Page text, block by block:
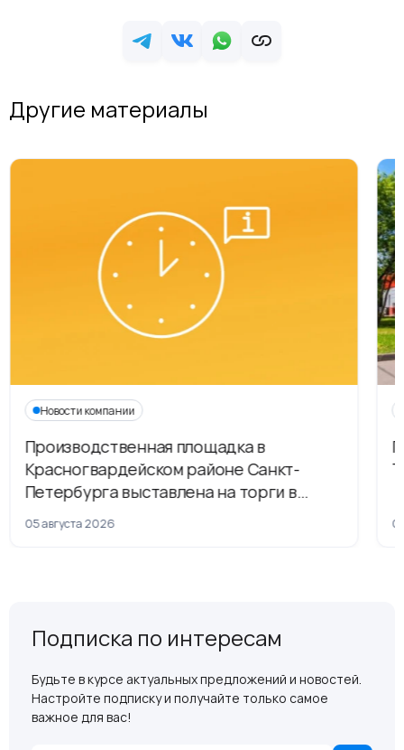
Другие материалы
Новости компании
Производственная площадка в
Красногвардейском районе Санкт-
Петербурга выставлена на торги в
рамках приватизации
05 августа 2026
Подписка по интересам
Будьте в курсе актуальных предложений и новостей.
Настройте подписку и получайте только самое
важное для вас!